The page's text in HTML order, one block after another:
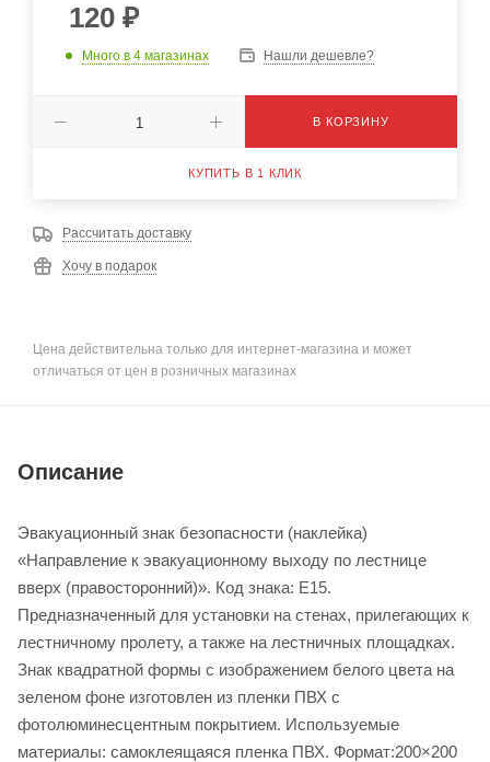
120 ₽
Много в 4 магазинах Нашли дешевле?
В КОРЗИНУ
КУПИТЬ В 1 КЛИК
Рассчитать доставку
Хочу в подарок
Цена действительна только для интернет-магазина и может
отличаться от цен в розничных магазинах
Описание
Эвакуационный знак безопасности (наклейка)
«Направление к эвакуационному выходу по лестнице
вверх (правосторонний)». Код знака: E15.
Предназначенный для установки на стенах, прилегающих к
лестничному пролету, а также на лестничных площадках.
Знак квадратной формы с изображением белого цвета на
зеленом фоне изготовлен из пленки ПВХ c
фотолюминесцентным покрытием. Используемые
материалы: самоклеящаяся пленка ПВХ. Формат:200×200